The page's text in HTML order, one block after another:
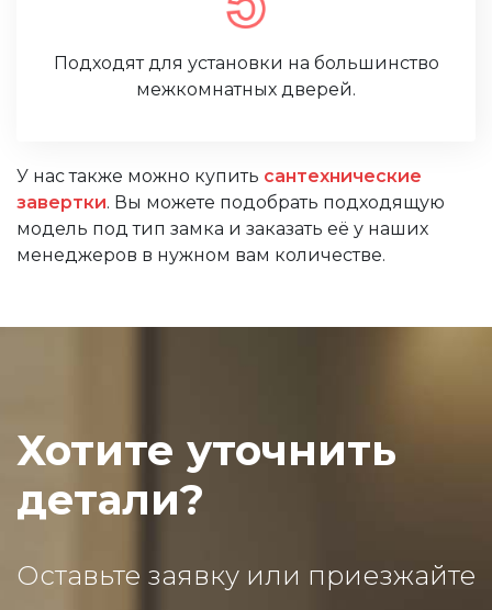
Подходят для установки на большинство
межкомнатных дверей.
У нас также можно купить сантехнические
завертки. Вы можете подобрать подходящую
модель под тип замка и заказать её у наших
менеджеров в нужном вам количестве.
Хотите уточнить
детали?
Оставьте заявку или приезжайте